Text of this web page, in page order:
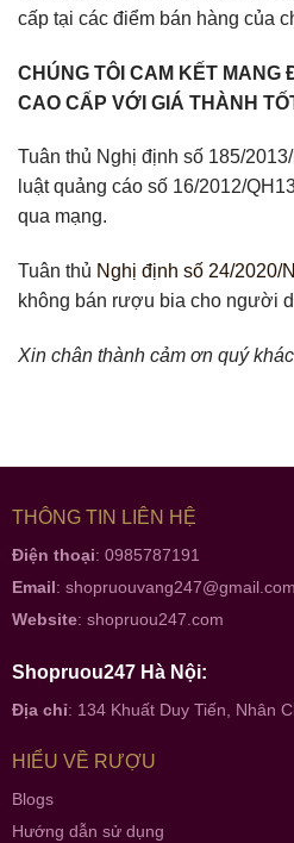
cấp tại các điểm bán hàng của
CHÚNG TÔI CAM KẾT MANG
CAO CẤP VỚI GIÁ THÀNH
Tuân thủ Nghị định số 185/
luật quảng cáo số 16/2012/
qua mạng.
Tuân thủ Nghị định số 24/2020/
không bán rượu bia cho người
Xin chân thành cảm ơn quý
THÔNG TIN LIÊN HỆ
Điện thoại: 0985787191
Email: shopruouvang247@gmail.com
Website: shopruou247.com
Shopruou247 Hà Nội:
Địa chỉ: 134 Khuất Duy Tiến, Nhân
HIỂU VỀ RƯỢU
Blogs
Hướng dẫn sử dụng